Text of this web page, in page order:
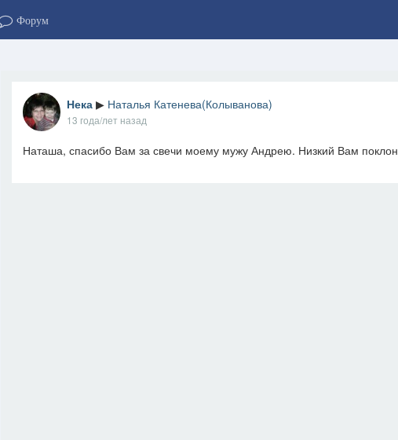
Форум
Нека ▶ Наталья Катенева(Колыванова)
13 года/лет назад
Наташа, спасибо Вам за свечи моему мужу Андрею. Низкий Вам поклон